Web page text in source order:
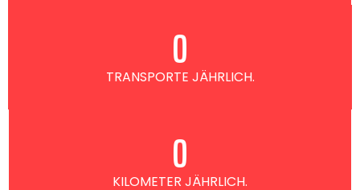
TRANSPORTE JÄHRLICH.
0
KILOMETER JÄHRLICH.
0